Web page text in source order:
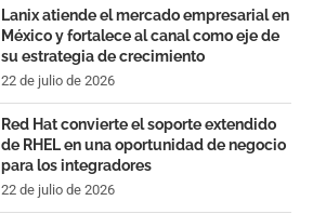
Lanix atiende el mercado empresarial en
México y fortalece al canal como eje de
su estrategia de crecimiento
22 de julio de 2026
Red Hat convierte el soporte extendido
de RHEL en una oportunidad de negocio
para los integradores
22 de julio de 2026